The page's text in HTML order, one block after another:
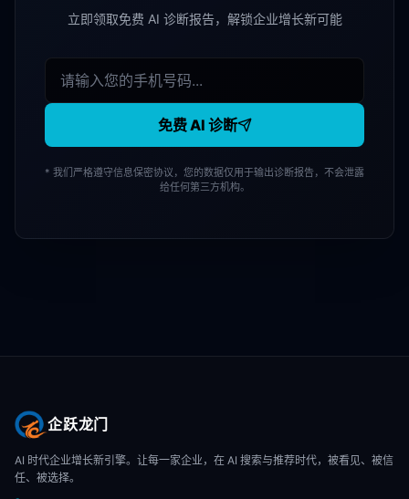
立即领取免费 AI 诊断报告，解锁企业增长新可能
免费 AI 诊断
* 我们严格遵守信息保密协议，您的数据仅用于输出诊断报告，不会泄露
给任何第三方机构。
企跃龙门
AI 时代企业增长新引擎。让每一家企业，在 AI 搜索与推荐时代，被看见、被信
任、被选择。